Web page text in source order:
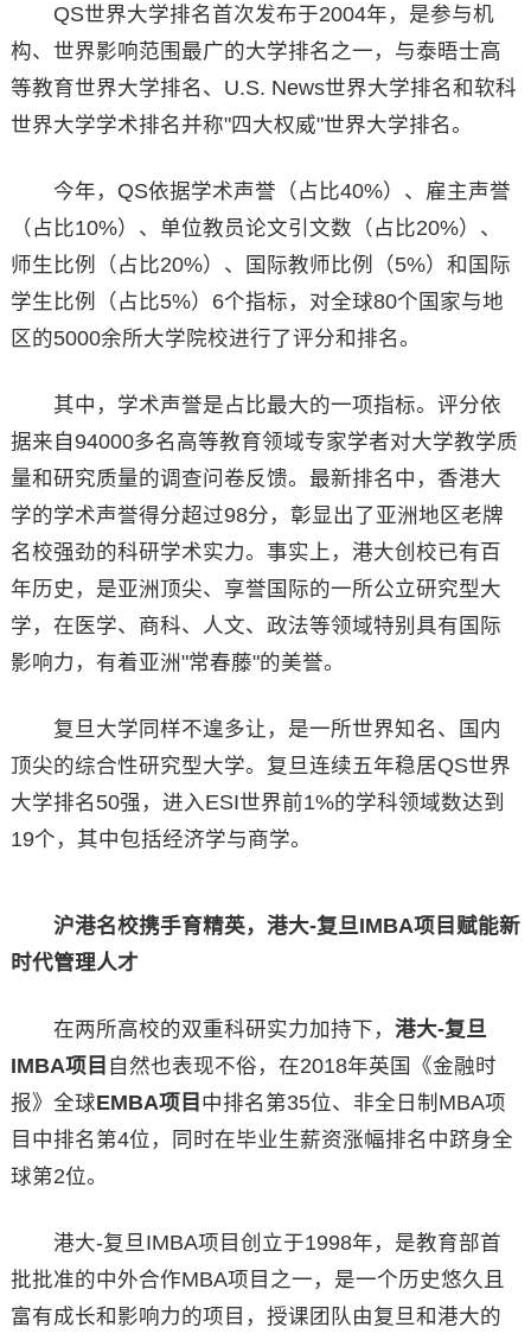
QS世界大学排名首次发布于2004年，是参与机
构、世界影响范围最广的大学排名之一，与泰晤士高
等教育世界大学排名、U.S. News世界大学排名和软科
世界大学学术排名并称"四大权威"世界大学排名。
今年，QS依据学术声誉（占比40%）、雇主声誉
（占比10%）、单位教员论文引文数（占比20%）、
师生比例（占比20%）、国际教师比例（5%）和国际
学生比例（占比5%）6个指标，对全球80个国家与地
区的5000余所大学院校进行了评分和排名。
其中，学术声誉是占比最大的一项指标。评分依
据来自94000多名高等教育领域专家学者对大学教学质
量和研究质量的调查问卷反馈。最新排名中，香港大
学的学术声誉得分超过98分，彰显出了亚洲地区老牌
名校强劲的科研学术实力。事实上，港大创校已有百
年历史，是亚洲顶尖、享誉国际的一所公立研究型大
学，在医学、商科、人文、政法等领域特别具有国际
影响力，有着亚洲"常春藤"的美誉。
复旦大学同样不遑多让，是一所世界知名、国内
顶尖的综合性研究型大学。复旦连续五年稳居QS世界
大学排名50强，进入ESI世界前1%的学科领域数达到
19个，其中包括经济学与商学。
沪港名校携手育精英，港大-复旦IMBA项目赋能新
时代管理人才
在两所高校的双重科研实力加持下， 港大-复旦
IMBA项目 自然也表现不俗，在2018年英国《金融时
报》全球EMBA项目 中排名第35位、非全日制MBA项
目中排名第4位，同时在毕业生薪资涨幅排名中跻身全
球第2位。
港大-复旦IMBA项目创立于1998年，是教育部首
批批准的中外合作MBA项目之一，是一个历史悠久且
富有成长和影响力的项目，授课团队由复旦和港大的